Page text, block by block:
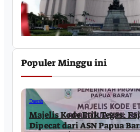
Populer Minggu ini
Daerah
Majelis Kode Etik Tegas:
Dipecat dari ASN Papua